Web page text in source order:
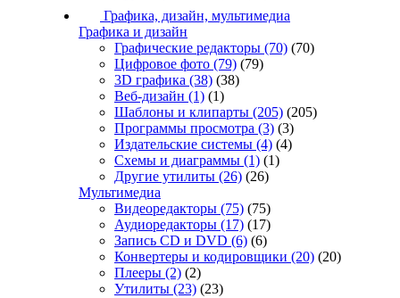
Графика, дизайн, мультимедиа
Графика и дизайн
Графические редакторы (70) (70)
Цифровое фото (79) (79)
3D графика (38) (38)
Веб-дизайн (1) (1)
Шаблоны и клипарты (205) (205)
Программы просмотра (3) (3)
Издательские системы (4) (4)
Схемы и диаграммы (1) (1)
Другие утилиты (26) (26)
Мультимедиа
Видеоредакторы (75) (75)
Аудиоредакторы (17) (17)
Запись CD и DVD (6) (6)
Конвертеры и кодировщики (20) (20)
Плееры (2) (2)
Утилиты (23) (23)